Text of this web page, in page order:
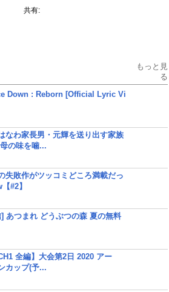
共有:
もっと見
る
Down : Reborn [Official Lyric Vi
なわ家長男・元輝を送り出す家族
の味を噛...
失敗作がツッコミどころ満載だっ
#2】
あつまれ どうぶつの森 夏の無料
全編】大会第2日 2020 アー
カップ(予...